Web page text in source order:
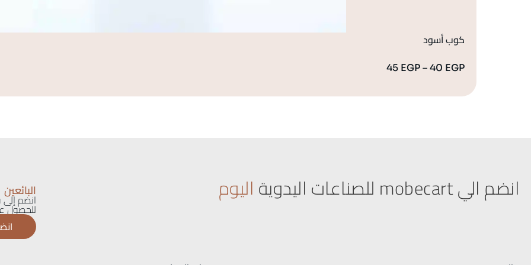
كوب أسود
40 EGP
–
45 EGP
انضم الي mobecart للصناعات اليدوية اليوم البائعين
انضم إلى
للحصول